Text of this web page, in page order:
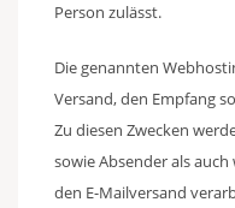
Person zulässt.
Die genannten
Versand, den Empfang
Zu diesen Zwecken
sowie Absender als
den E-Mailversand